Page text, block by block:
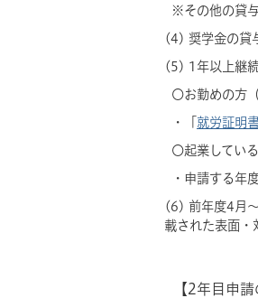
※その他の貸
(4) 奨学金の貸
(5) 1年以上継
〇お勤めの方
・「 就労証明
〇起業してい
・申請する年
(6) 前年度4月
載された表面・
【2年目申請